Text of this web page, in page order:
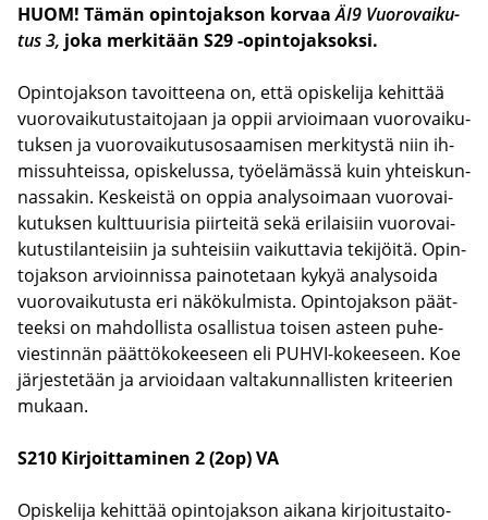
HUOM! Tämän opin­to­jak­son kor­vaaÄI9 Vuo­ro­vai­ku­
tus 3, joka mer­ki­tään S29 -​opintojaksoksi.
Opin­to­jak­son ta­voit­tee­na on, että opis­ke­li­ja ke­hit­tää
vuo­ro­vai­ku­tus­tai­to­jaan ja oppii ar­vioi­maan vuo­ro­vai­ku­
tuk­sen ja vuo­ro­vai­ku­tus­osaa­mi­sen mer­ki­tys­tä niin ih­
mis­suh­teis­sa, opis­ke­lus­sa, työ­elä­mäs­sä kuin yh­teis­kun­
nas­sa­kin. Kes­keis­tä on oppia ana­ly­soi­maan vuo­ro­vai­
ku­tuk­sen kult­tuu­ri­sia piir­tei­tä sekä eri­lai­siin vuo­ro­vai­
ku­tus­ti­lan­tei­siin ja suh­tei­siin vai­kut­ta­via te­ki­jöi­tä. Opin­
to­jak­son ar­vioin­nis­sa pai­no­te­taan kykyä ana­ly­soi­da
vuo­ro­vai­ku­tus­ta eri nä­kö­kul­mis­ta. Opin­to­jak­son päät­
teek­si on mah­dol­lis­ta osal­lis­tua toi­sen as­teen pu­he­
vies­tin­nän päät­tö­ko­kee­seen eli PUHVI-​kokeeseen. Koe
jär­jes­te­tään ja ar­vioi­daan val­ta­kun­nal­lis­ten kri­tee­rien
mu­kaan.
S210 Kir­joit­ta­mi­nen 2 (2op) VA
Opis­ke­li­ja ke­hit­tää opin­to­jak­son ai­ka­na kir­joi­tus­tai­to­